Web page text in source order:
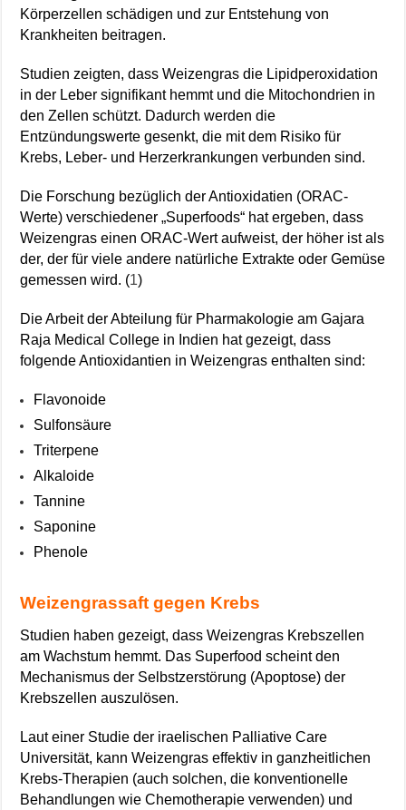
Körperzellen schädigen und zur Entstehung von
Krankheiten beitragen.
Studien zeigten, dass Weizengras die Lipidperoxidation
in der Leber signifikant hemmt und die Mitochondrien in
den Zellen schützt. Dadurch werden die
Entzündungswerte gesenkt, die mit dem Risiko für
Krebs, Leber- und Herzerkrankungen verbunden sind.
Die Forschung bezüglich der Antioxidatien (ORAC-
Werte) verschiedener „Superfoods“ hat ergeben, dass
Weizengras einen ORAC-Wert aufweist, der höher ist als
der, der für viele andere natürliche Extrakte oder Gemüse
gemessen wird. (1)
Die Arbeit der Abteilung für Pharmakologie am Gajara
Raja Medical College in Indien hat gezeigt, dass
folgende Antioxidantien in Weizengras enthalten sind:
Flavonoide
Sulfonsäure
Triterpene
Alkaloide
Tannine
Saponine
Phenole
Weizengrassaft gegen Krebs
Studien haben gezeigt, dass Weizengras Krebszellen
am Wachstum hemmt. Das Superfood scheint den
Mechanismus der Selbstzerstörung (Apoptose) der
Krebszellen auszulösen.
Laut einer Studie der iraelischen Palliative Care
Universität, kann Weizengras effektiv in ganzheitlichen
Krebs-Therapien (auch solchen, die konventionelle
Behandlungen wie Chemotherapie verwenden) und